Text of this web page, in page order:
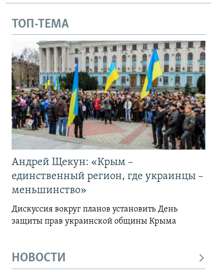
ТОП-ТЕМА
Андрей Щекун: «Крым –
единственный регион, где украинцы –
меньшинство»
Дискуссия вокруг планов установить День
защиты прав украинской общины Крыма
НОВОСТИ